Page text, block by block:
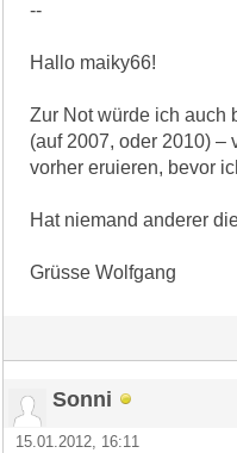
--
Hallo maiky66!
Zur Not würde ich auch
(auf 2007, oder 2010) –
vorher eruieren, bevor
Hat niemand anderer
Grüsse Wolfgang
Sonni
15.01.2012, 16:11